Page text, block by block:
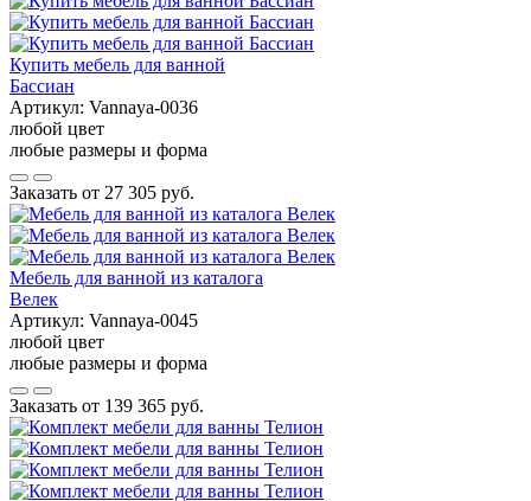
Купить мебель для ванной
Бассиан
Артикул: Vannaya-0036
любой цвет
любые размеры и форма
Заказать от 27 305 руб.
Мебель для ванной из каталога
Велек
Артикул: Vannaya-0045
любой цвет
любые размеры и форма
Заказать от 139 365 руб.